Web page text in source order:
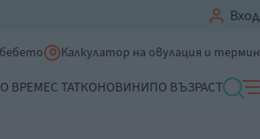
Вход
Калкулатор на овулация и термин
ВРЕМЕС ТАТКОНОВИНИПО ВЪЗРАСТ